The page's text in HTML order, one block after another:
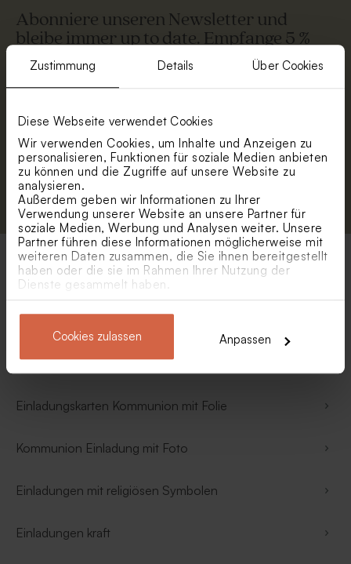
Zustimmung Details Über Cookies
Diese Webseite verwendet Cookies
Wir verwenden Cookies, um Inhalte und Anzeigen zu
personalisieren, Funktionen für soziale Medien anbieten
zu können und die Zugriffe auf unsere Website zu
analysieren.
Außerdem geben wir Informationen zu Ihrer
Verwendung unserer Website an unsere Partner für
soziale Medien, Werbung und Analysen weiter. Unsere
Partner führen diese Informationen möglicherweise mit
weiteren Daten zusammen, die Sie ihnen bereitgestellt
haben oder die sie im Rahmen Ihrer Nutzung der
Dienste gesammelt haben.
Cookies zulassen Anpassen
Abonniere unseren Newsletter und
bleibe immer up to date. Empfange 5 %
Rabatt.
E-Mail
Beliebte Kategorien
Einladungen Kommunion Junge
Einladungskarten Kommunion mit Folie
Kommunion Einladung mit Foto
Einladungen mit religiösen Symbolen
Einladungen kraft